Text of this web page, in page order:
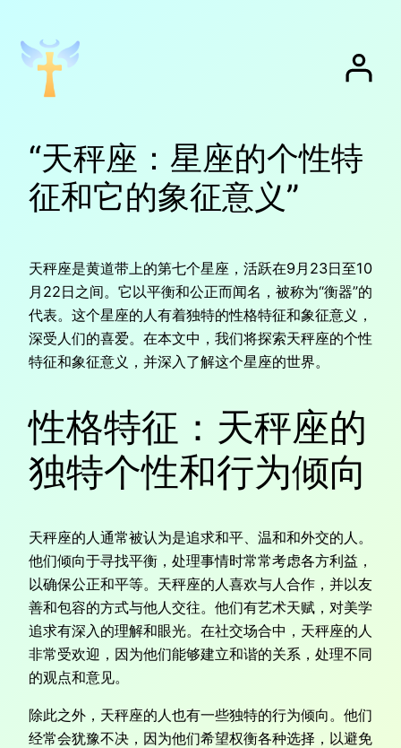
“天秤座：星座的个性特
征和它的象征意义”
天秤座是黄道带上的第七个星座，活跃在9月23日至10
月22日之间。它以平衡和公正而闻名，被称为“衡器”的
代表。这个星座的人有着独特的性格特征和象征意义，
深受人们的喜爱。在本文中，我们将探索天秤座的个性
特征和象征意义，并深入了解这个星座的世界。
性格特征：天秤座的
独特个性和行为倾向
天秤座的人通常被认为是追求和平、温和和外交的人。
他们倾向于寻找平衡，处理事情时常常考虑各方利益，
以确保公正和平等。天秤座的人喜欢与人合作，并以友
善和包容的方式与他人交往。他们有艺术天赋，对美学
追求有深入的理解和眼光。在社交场合中，天秤座的人
非常受欢迎，因为他们能够建立和谐的关系，处理不同
的观点和意见。
除此之外，天秤座的人也有一些独特的行为倾向。他们
经常会犹豫不决，因为他们希望权衡各种选择，以避免